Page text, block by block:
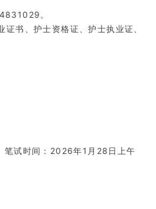
。
书、护士资格证、护士执业证、
笔试时间：2026年1月28日上午